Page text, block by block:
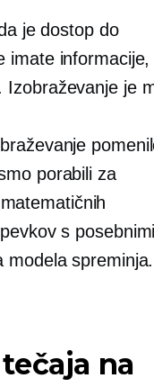
je dostop do
imate informacije,
Izobraževanje je
porabili za
s posebnimi
modela
na